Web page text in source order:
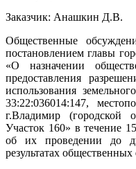
Заказчик: Анашкин Д.В.
Общественные
постановлением главы
«О назначении
предоставления
использования
33:22:036014:147,
г.Владимир (городской
Участок 160» в течение
об их проведении до
результатах